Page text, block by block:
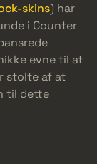
skins) har
i Counter
evne til at
stolte af at
til dette